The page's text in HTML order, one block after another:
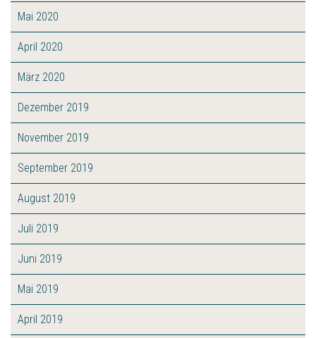
Mai 2020
April 2020
März 2020
Dezember 2019
November 2019
September 2019
August 2019
Juli 2019
Juni 2019
Mai 2019
April 2019